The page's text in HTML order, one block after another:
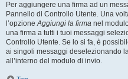
Per aggiungere una firma ad un
Pannello di Controllo Utente. Una
l’opzioneAggiungi la firma nel
una firma a tutti i tuoi messaggi
Controllo Utente. Se lo si fa, è
ai singoli messaggi deselezionando
all’interno del modulo di invio.